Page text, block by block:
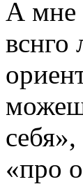
А мне
вснго
«про